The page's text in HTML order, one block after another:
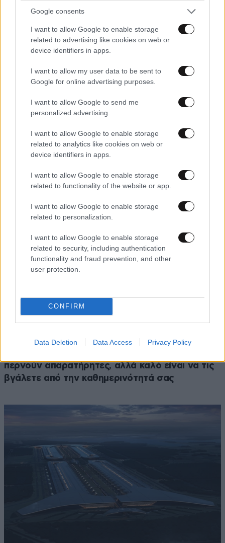
Google consents
I want to allow Google to enable storage
related to advertising like cookies on web or
device identifiers in apps.
I want to allow my user data to be sent to
Google for online advertising purposes.
I want to allow Google to send me
personalized advertising.
I want to allow Google to enable storage
related to analytics like cookies on web or
device identifiers in apps.
I want to allow Google to enable storage
related to functionality of the website or app.
I want to allow Google to enable storage
related to personalization.
I want to allow Google to enable storage
related to security, including authentication
functionality and fraud prevention, and other
user protection.
CONFIRM
Data Deletion Data Access Privacy Policy
ΔΙΑΤΡΟΦΗ3 ω. πριν
περνούν απαρατήρητες, αλλά καλό είναι να τις
βγάλετε από την καθημερινότητά σας